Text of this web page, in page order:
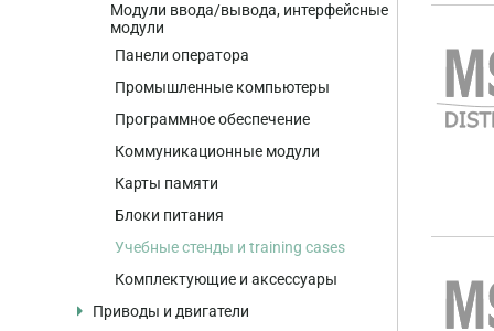
Модули ввода/вывода, интерфейсные
модули
Панели оператора
Промышленные компьютеры
Программное обеспечение
Коммуникационные модули
Карты памяти
Блоки питания
Учебные стенды и training cases
Комплектующие и аксессуары
Приводы и двигатели